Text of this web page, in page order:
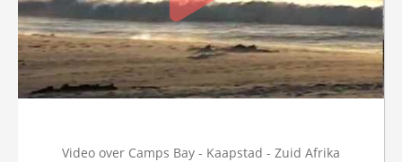
Video over Camps Bay - Kaapstad - Zuid Afrika